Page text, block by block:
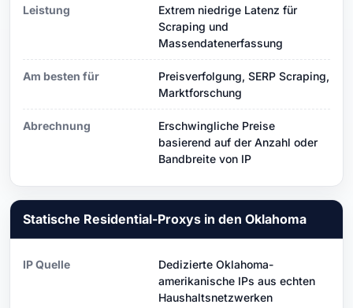
Leistung
Extrem niedrige Latenz für
Scraping und
Massendatenerfassung
Am besten für
Preisverfolgung, SERP Scraping,
Marktforschung
Abrechnung
Erschwingliche Preise
basierend auf der Anzahl oder
Bandbreite von IP
Statische Residential-Proxys in den Oklahoma
IP Quelle
Dedizierte Oklahoma-
amerikanische IPs aus echten
Haushaltsnetzwerken